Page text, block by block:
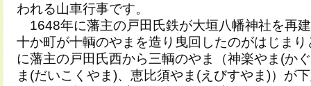
われる山車行事です。
1648年に藩主の戸田氏鉄が大垣八幡神社を再
十か町が十輌のやまを造り曳回したのがはじま
に藩主の戸田氏西から三輌のやま（神楽やま(か
ま(だいこくやま)、恵比須やま(えびすやま)）が